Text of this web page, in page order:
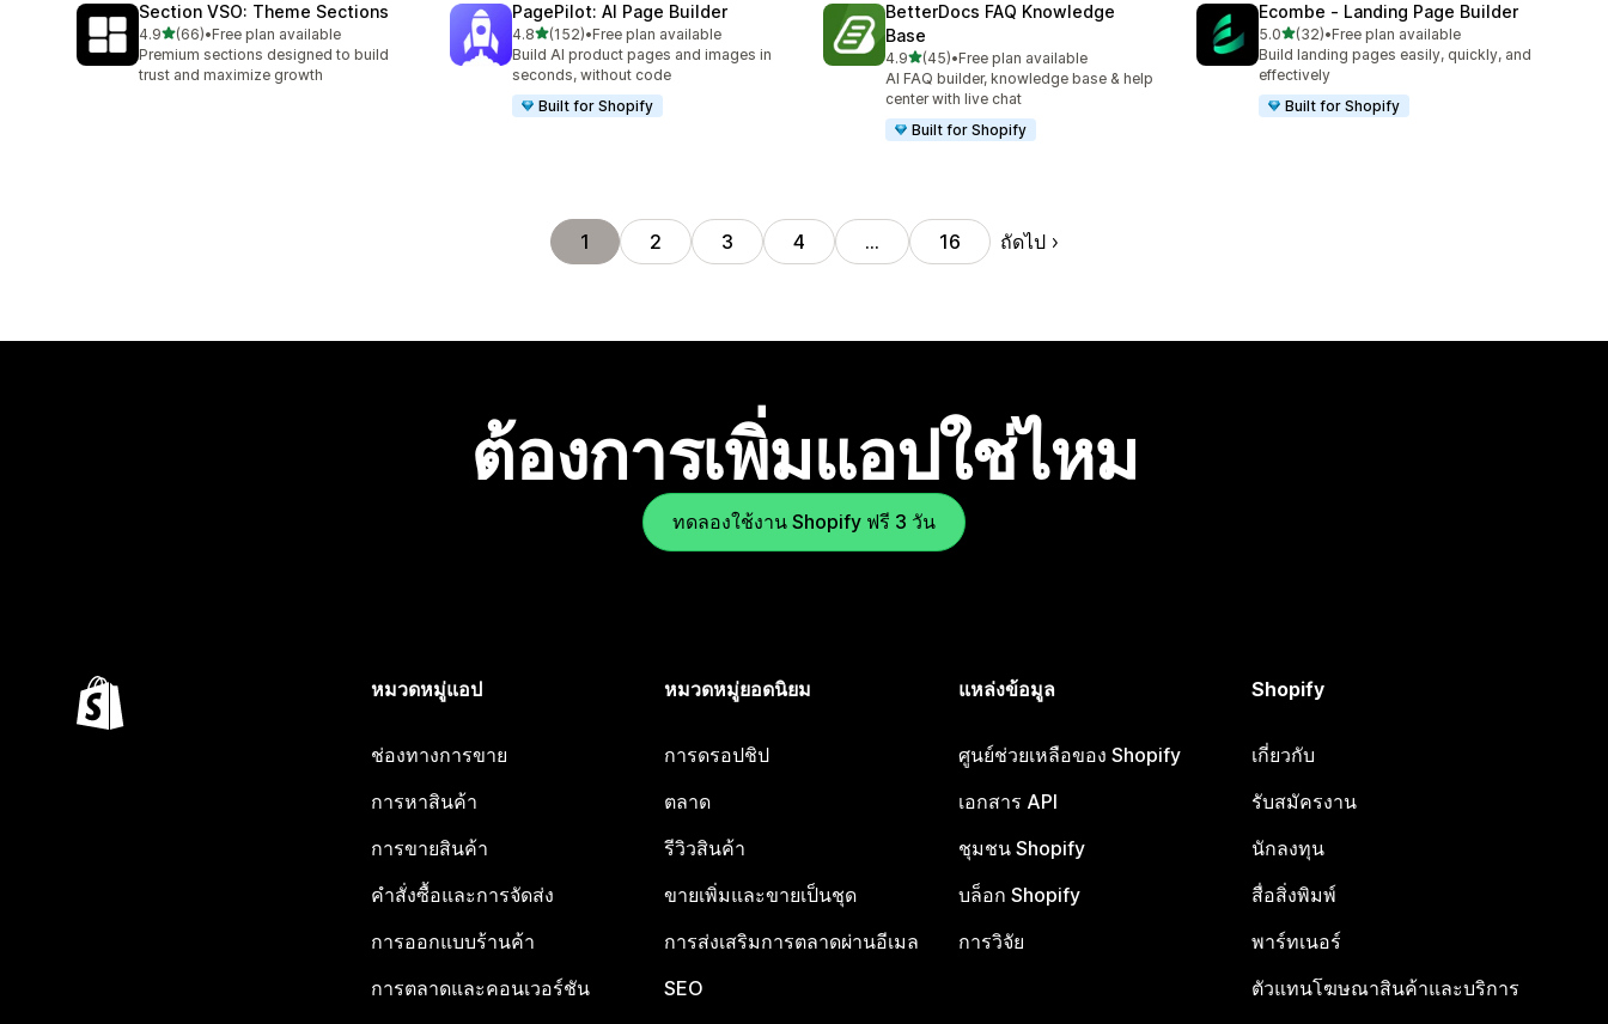
Section VSO: Theme Sections
4.9เต็ม 5 ดาว
(66)
ทั้งหมด 66 รีวิว
•Free plan available
Premium sections designed to build
trust and maximize growth
PagePilot: AI Page Builder
4.8เต็ม 5 ดาว
(152)
ทั้งหมด 152 รีวิว
•Free plan available
Build AI product pages and images in
seconds, without code
Built for Shopify
BetterDocs FAQ Knowledge
Base
4.9เต็ม 5 ดาว
(45)
ทั้งหมด 45 รีวิว
•Free plan available
AI FAQ builder, knowledge base & help
center with live chat
Built for Shopify
Ecombe ‑ Landing Page Builder
5.0เต็ม 5 ดาว
(32)
ทั้งหมด 32 รีวิว
•Free plan available
Build landing pages easily, quickly, and
effectively
Built for Shopify
1 2 3 4 … 16 ถัดไป
ต้องการเพิ่มแอปใช่ไหม
ทดลองใช้งาน Shopify ฟรี 3 วัน
หมวดหมู่แอป
ช่องทางการขาย
การหาสินค้า
การขายสินค้า
คำสั่งซื้อและการจัดส่ง
การออกแบบร้านค้า
การตลาดและคอนเวอร์ชัน
หมวดหมู่ยอดนิยม
การดรอปชิป
ตลาด
รีวิวสินค้า
ขายเพิ่มและขายเป็นชุด
การส่งเสริมการตลาดผ่านอีเมล
SEO
แหล่งข้อมูล
ศูนย์ช่วยเหลือของ Shopify
เอกสาร API
ชุมชน Shopify
บล็อก Shopify
การวิจัย
Shopify
เกี่ยวกับ
รับสมัครงาน
นักลงทุน
สื่อสิ่งพิมพ์
พาร์ทเนอร์
ตัวแทนโฆษณาสินค้าและบริการ